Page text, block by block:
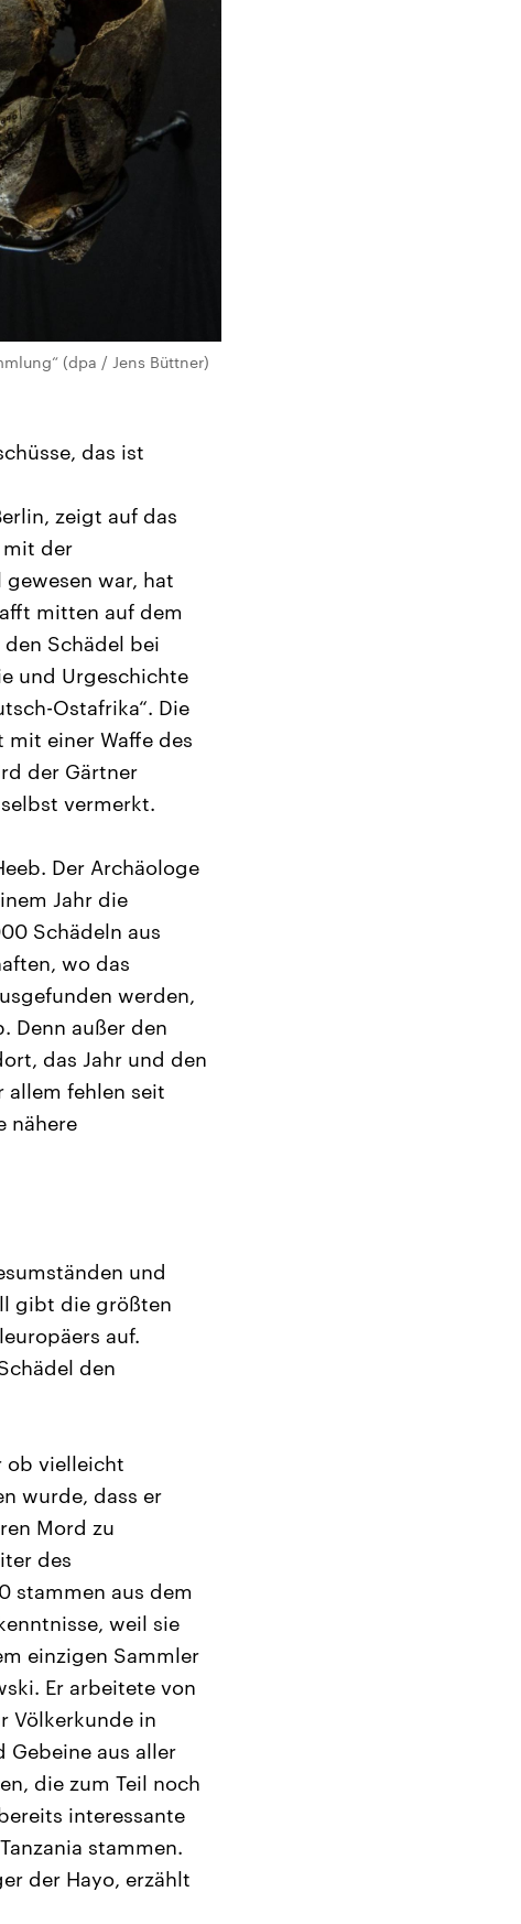
(dpa / Jens Büttner)
das ist
zeigt auf das
mit der
war, hat
mitten auf dem
Schädel bei
und Urgeschichte
Ostafrika“. Die
mit einer Waffe des
der Gärtner
vermerkt.
Der Archäologe
Jahr die
Schädeln aus
wo das
werden,
Denn außer den
das Jahr und den
allem fehlen seit
nähere
und
gibt die größten
auf.
den
ob vielleicht
wurde, dass er
Mord zu
des
stammen aus dem
weil sie
einzigen Sammler
Er arbeitete von
Völkerkunde in
aus aller
die zum Teil noch
interessante
stammen.
der Hayo, erzählt